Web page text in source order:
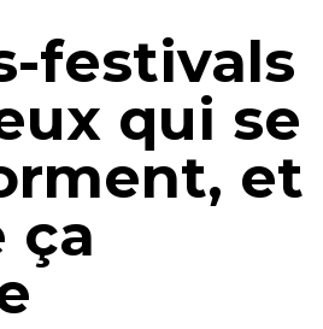
festivals
qui se
et
ça